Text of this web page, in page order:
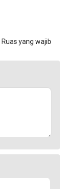
Ruas yang wajib